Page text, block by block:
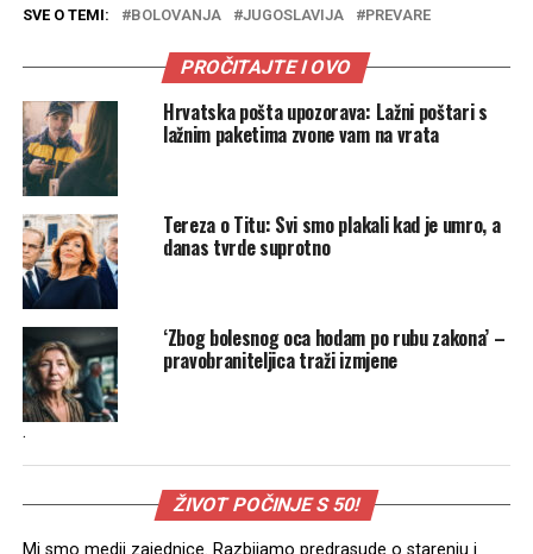
SVE O TEMI: BOLOVANJA JUGOSLAVIJA PREVARE
PROČITAJTE I OVO
Hrvatska pošta upozorava: Lažni poštari s
lažnim paketima zvone vam na vrata
Tereza o Titu: Svi smo plakali kad je umro, a
danas tvrde suprotno
‘Zbog bolesnog oca hodam po rubu zakona’ –
pravobraniteljica traži izmjene
.
ŽIVOT POČINJE S 50!
Mi smo medij zajednice. Razbijamo predrasude o starenju i